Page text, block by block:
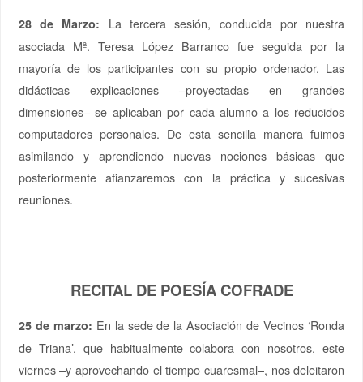
28 de Marzo: La tercera sesión, conducida por nuestra
asociada Mª. Teresa López Barranco fue seguida por la
mayoría de los participantes con su propio ordenador. Las
didácticas explicaciones –proyectadas en grandes
dimensiones– se aplicaban por cada alumno a los reducidos
computadores personales. De esta sencilla manera fuimos
asimilando y aprendiendo nuevas nociones básicas que
posteriormente afianzaremos con la práctica y sucesivas
reuniones.
RECITAL DE POESÍA COFRADE
25 de marzo: En la sede de la Asociación de Vecinos ‘Ronda
de Triana’, que habitualmente colabora con nosotros, este
viernes –y aprovechando el tiempo cuaresmal–, nos deleitaron